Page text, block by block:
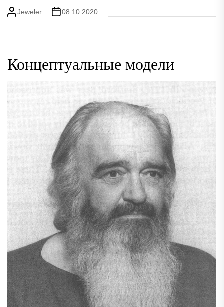
Jeweler 08.10.2020
Концептуальные модели